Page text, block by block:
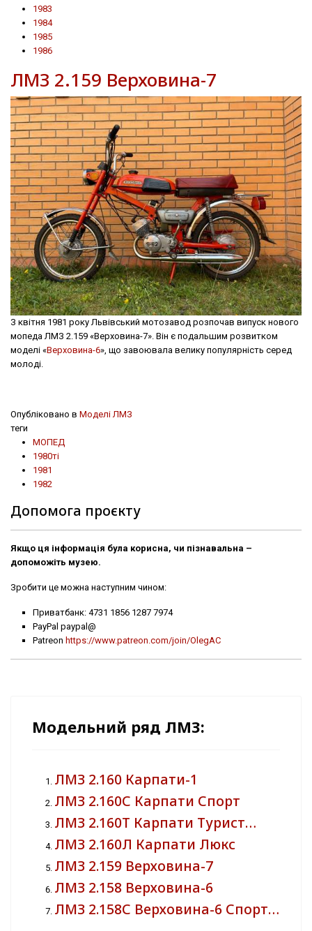
1983
1984
1985
1986
ЛМЗ 2.159 Верховина-7
З квітня 1981 року Львівський мотозавод розпочав випуск нового
мопеда ЛМЗ 2.159 «Верховина-7». Він є подальшим розвитком
моделі «Верховина-6», що завоювала велику популярність серед
молоді.
Опубліковано в Моделі ЛМЗ
теги
МОПЕД
1980ті
1981
1982
Допомога проєкту
Якщо ця інформація була корисна, чи пізнавальна –
допоможіть музею.
Зробити це можна наступним чином:
Приватбанк: 4731 1856 1287 7974
PayPal paypal@
Patreon https://www.patreon.com/join/OlegAC
Модельний ряд ЛМЗ:
ЛМЗ 2.160 Карпати-1
ЛМЗ 2.160С Карпати Спорт
ЛМЗ 2.160Т Карпати Турист…
ЛМЗ 2.160Л Карпати Люкс
ЛМЗ 2.159 Верховина-7
ЛМЗ 2.158 Верховина-6
ЛМЗ 2.158С Верховина-6 Спорт…